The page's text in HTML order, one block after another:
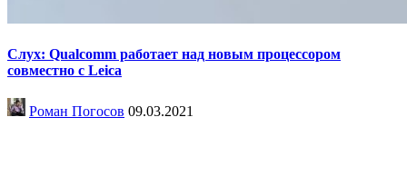
Слух: Qualcomm работает над новым процессором
совместно с Leica
Роман Погосов 09.03.2021